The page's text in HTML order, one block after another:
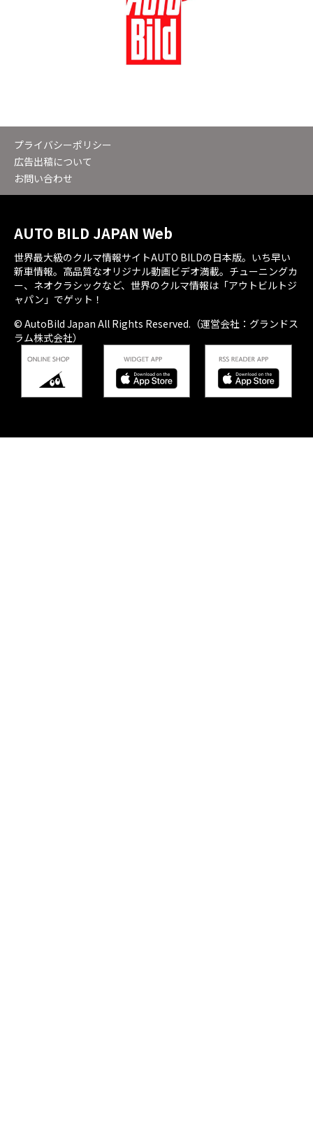
プライバシーポリシー
広告出稿について
お問い合わせ
AUTO BILD JAPAN Web
世界最大級のクルマ情報サイトAUTO BILDの日本版。いち早い
新車情報。高品質なオリジナル動画ビデオ満載。チューニングカ
ー、ネオクラシックなど、世界のクルマ情報は「アウトビルトジ
ャパン」でゲット！
© AutoBild Japan All Rights Reserved.（運営会社：グランドス
ラム株式会社）